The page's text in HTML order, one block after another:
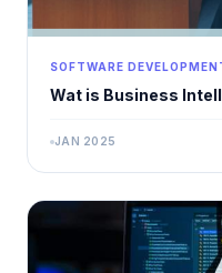
SOFTWARE
Wat is Business
JAN 2025